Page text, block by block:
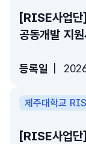
[RISE사업
공동개발 지
등록일
제주대학교
[RISE사업단